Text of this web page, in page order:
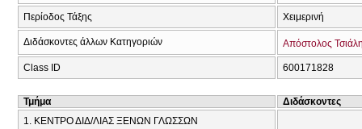
Περίοδος Τάξης Χειμερινή
Διδάσκοντες άλλων Κατηγοριών Απόστολος
Class ID 600171828
Τμήμα
Διδάσκοντες
1. ΚΕΝΤΡΟ ΔΙΔ/ΛΙΑΣ ΞΕΝΩΝ ΓΛΩΣΣΩΝ